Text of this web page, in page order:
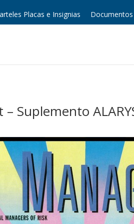
Placas e Insignias Documentos
Suplemento